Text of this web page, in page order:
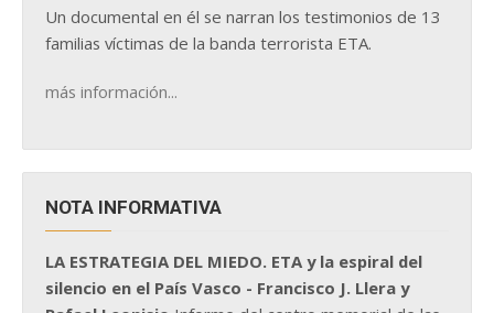
Un documental en él se narran los testimonios de 13
familias víctimas de la banda terrorista ETA.
más información...
NOTA INFORMATIVA
LA ESTRATEGIA DEL MIEDO. ETA y la espiral del
silencio en el País Vasco - Francisco J. Llera y